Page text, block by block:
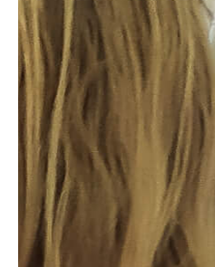
Product
Impact
Projecten